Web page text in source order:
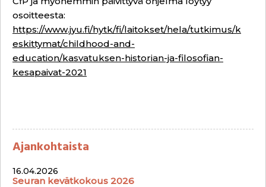
osoitteesta:
https://www.jyu.fi/hytk/fi/laitokset/hela/tutkimus/k
eskittymat/childhood-and-
education/kasvatuksen-historian-ja-filosofian-
kesapaivat-2021
Ajankohtaista
16.04.2026
Seuran kevätkokous 2026